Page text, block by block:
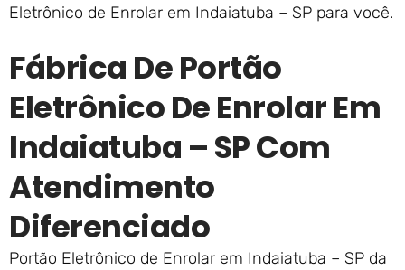
Eletrônico de Enrolar em Indaiatuba – SP para você.
Fábrica De Portão
Eletrônico De Enrolar Em
Indaiatuba – SP Com
Atendimento
Diferenciado
Portão Eletrônico de Enrolar em Indaiatuba – SP da